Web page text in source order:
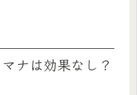
ナは効果なし？